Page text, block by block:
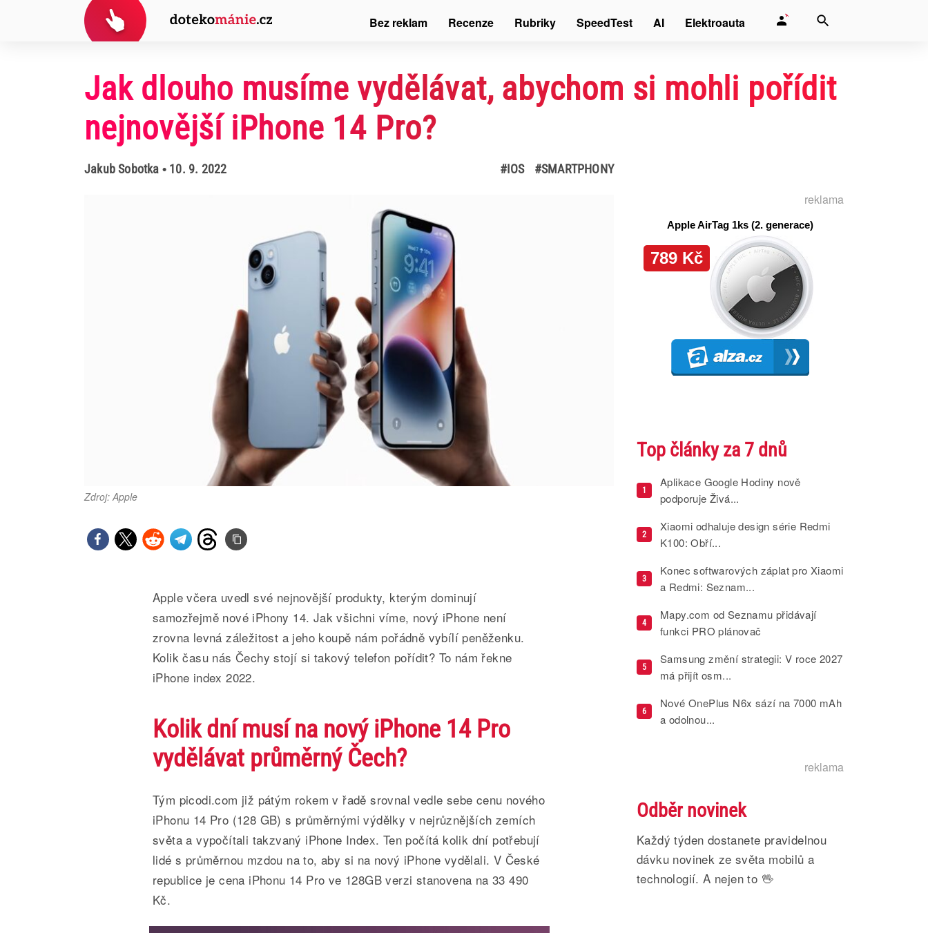
Jak dlouho musíme vydělávat, abychom si mohli pořídit
nejnovější iPhone 14 Pro?
Jakub Sobotka • 10. 9. 2022 #IOS #SMARTPHONY
Zdroj: Apple
Apple včera uvedl své nejnovější produkty, kterým dominují
samozřejmě nové iPhony 14. Jak všichni víme, nový iPhone není
zrovna levná záležitost a jeho koupě nám pořádně vybílí peněženku.
Kolik času nás Čechy stojí si takový telefon pořídit? To nám řekne
iPhone index 2022.
Kolik dní musí na nový iPhone 14 Pro
vydělávat průměrný Čech?
Tým picodi.com již pátým rokem v řadě srovnal vedle sebe cenu nového
iPhonu 14 Pro (128 GB) s průměrnými výdělky v nejrůznějších zemích
světa a vypočítali takzvaný iPhone Index. Ten počítá kolik dní potřebují
lidé s průměrnou mzdou na to, aby si na nový iPhone vydělali. V České
republice je cena iPhonu 14 Pro ve 128GB verzi stanovena na 33 490
Kč.
reklama
Top články za 7 dnů
1
Aplikace Google Hodiny nově
podporuje Živá...
2
Xiaomi odhaluje design série Redmi
K100: Obří...
3
Konec softwarových záplat pro Xiaomi
a Redmi: Seznam...
4
Mapy.com od Seznamu přidávají
funkci PRO plánovač
5
Samsung změní strategii: V roce 2027
má přijít osm...
6
Nové OnePlus N6x sází na 7000 mAh
a odolnou...
reklama
Odběr novinek
Každý týden dostanete pravidelnou
dávku novinek ze světa mobilů a
technologií. A nejen to 🖖
Bez reklam Recenze Rubriky SpeedTest AI Elektroauta